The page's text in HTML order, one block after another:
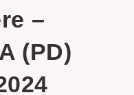
–
(PD)